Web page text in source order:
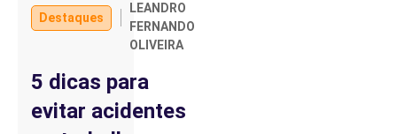
Destaques
LEANDRO
FERNANDO
OLIVEIRA
5 dicas para
evitar acidentes